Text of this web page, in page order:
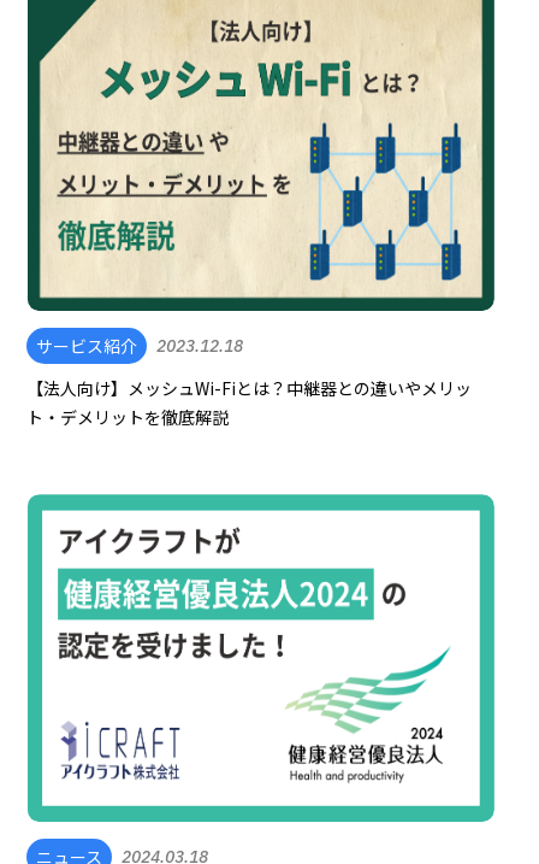
サービス紹介 2023.12.18
【法人向け】メッシュWi-Fiとは？中継器との違いやメリッ
ト・デメリットを徹底解説
ニュース 2024.03.18